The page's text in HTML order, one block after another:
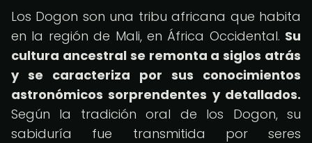
Los Dogon son una tribu africana que habita
en la región de Mali, en África Occidental. Su
cultura ancestral se remonta a siglos atrás
y se caracteriza por sus conocimientos
astronómicos sorprendentes y detallados.
Según la tradición oral de los Dogon, su
sabiduría fue transmitida por seres